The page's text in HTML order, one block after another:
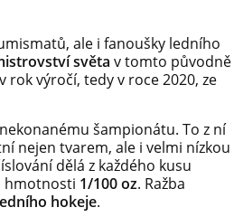
ale i fanoušky ledního
světa v tomto původně
výročí, tedy v roce 2020, ze
šampionátu. To z ní
nejen tvarem, ale i velmi nízkou
dělá z každého kusu
hmotnosti 1/100 oz. Ražba
hokeje.